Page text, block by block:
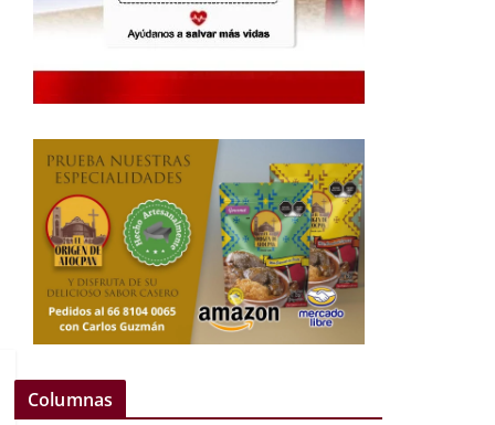
Columnas